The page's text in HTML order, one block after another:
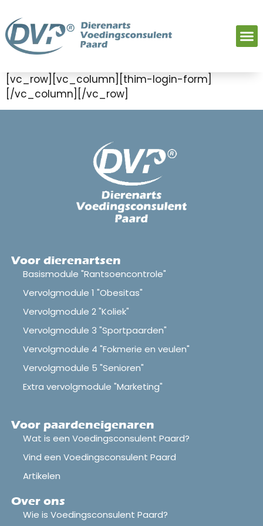
[vc_row][vc_column][thim-login-form]
[/vc_column][/vc_row]
Voor dierenartsen
Basismodule "Rantsoencontrole"
Vervolgmodule 1 "Obesitas"
Vervolgmodule 2 "Koliek"
Vervolgmodule 3 "Sportpaarden"
Vervolgmodule 4 "Fokmerie en veulen"
Vervolgmodule 5 "Senioren"
Extra vervolgmodule "Marketing"
Voor paardeneigenaren
Wat is een Voedingsconsulent Paard?
Vind een Voedingsconsulent Paard
Artikelen
Over ons
Wie is Voedingsconsulent Paard?